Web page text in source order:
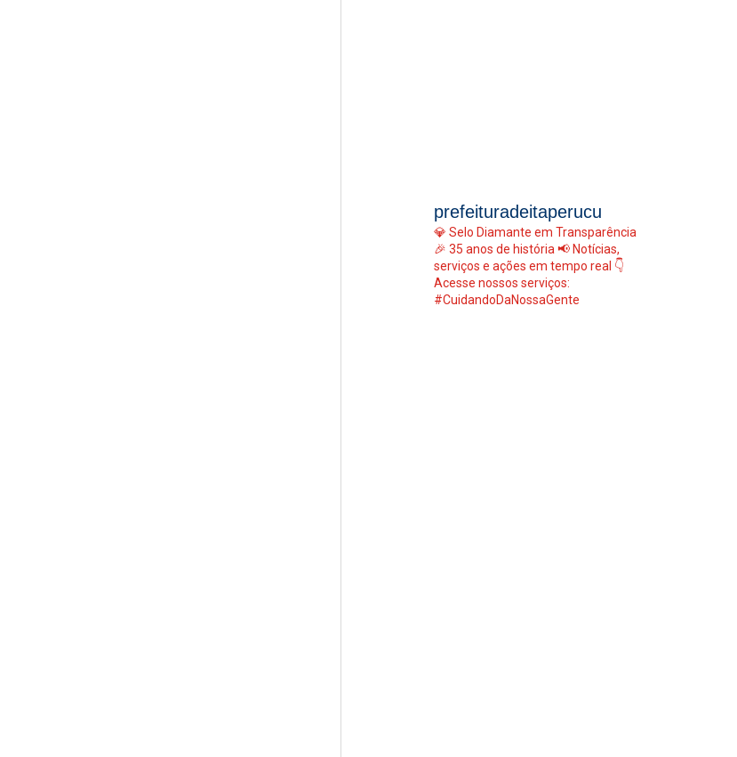
prefeituradeitaperucu
💎 Selo Diamante em Transparência
🎉 35 anos de história 📢 Notícias,
serviços e ações em tempo real 👇
Acesse nossos serviços:
#CuidandoDaNossaGente